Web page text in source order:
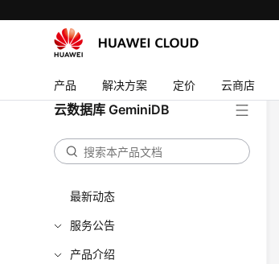
产品 解决方案 定价 云商店
云数据库 GeminiDB
最新动态
服务公告
产品介绍